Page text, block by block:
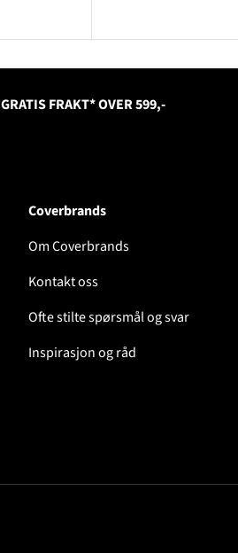
GRATIS FRAKT* OVER 599,-
Coverbrands
Om Coverbrands
Kontakt oss
Ofte stilte spørsmål og svar
Inspirasjon og råd